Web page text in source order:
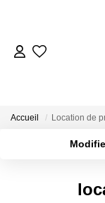
Accueil Location de